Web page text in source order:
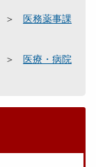
医務薬事課
医療・病院